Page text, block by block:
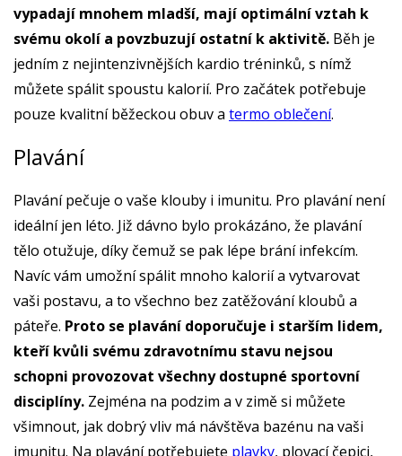
vypadají mnohem mladší, mají optimální vztah k
svému okolí a povzbuzují ostatní k aktivitě. Běh je
jedním z nejintenzivnějších kardio tréninků, s nímž
můžete spálit spoustu kalorií. Pro začátek potřebuje
pouze kvalitní běžeckou obuv a termo oblečení.
Plavání
Plavání pečuje o vaše klouby i imunitu. Pro plavání není
ideální jen léto. Již dávno bylo prokázáno, že plavání
tělo otužuje, díky čemuž se pak lépe brání infekcím.
Navíc vám umožní spálit mnoho kalorií a vytvarovat
vaši postavu, a to všechno bez zatěžování kloubů a
páteře. Proto se plavání doporučuje i starším lidem,
kteří kvůli svému zdravotnímu stavu nejsou
schopni provozovat všechny dostupné sportovní
disciplíny. Zejména na podzim a v zimě si můžete
všimnout, jak dobrý vliv má návštěva bazénu na vaši
imunitu. Na plavání potřebujete plavky, plovací čepici,